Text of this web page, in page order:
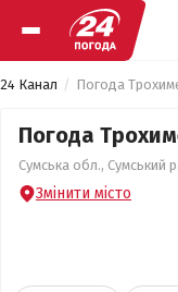
24 Канал Погода
Погода
Сумська обл., Сумський
Змінити місто